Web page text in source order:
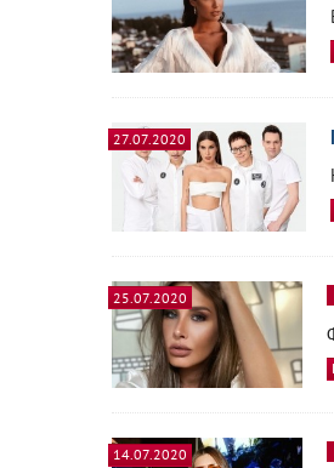
27.07.2020
25.07.2020
14.07.2020